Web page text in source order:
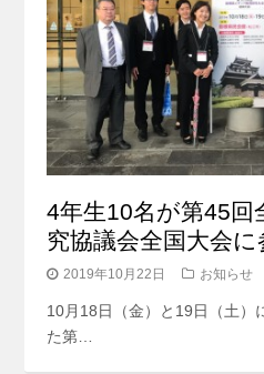
4年生10名が第45回
究協議会全国大会に
2019年10月22日 お知らせ
10月18日（金）と19日（土）
た第…